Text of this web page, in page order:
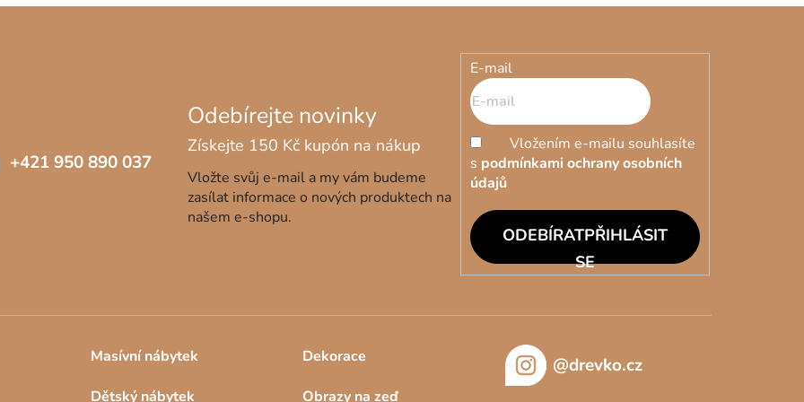
+421 950 890 037
Vložte svůj e-mail a my vám budeme
zasílat informace o nových produktech na
našem e-shopu.
E-mail
Vložením e-mailu souhlasíte
s podmínkami ochrany osobních
údajů
PŘIHLÁSIT
SE
Masívní nábytek
Dětský nábytek
Dekorace
Obrazy na zeď
@drevko.cz